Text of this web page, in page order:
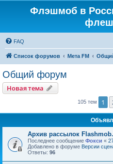
Флэшмоб в
FAQ
Список форумов Мета FM
Общий форум
Новая тема
105 тем 1
Архив рассылок
Последнее сообщение Фокси «
Добавлено в форуме Версии
Ответы: 96